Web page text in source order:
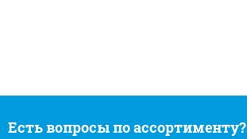
Есть вопросы по ассортименту?